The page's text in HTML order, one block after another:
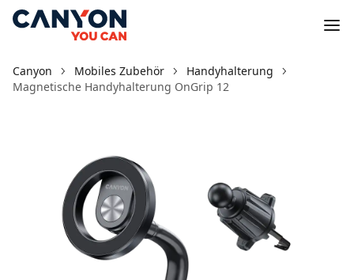
Canyon Mobiles Zubehör
Handyhalterung
Magnetische Handyhalterung OnGrip 12